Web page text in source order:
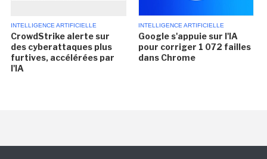
INTELLIGENCE ARTIFICIELLE
CrowdStrike alerte sur
des cyberattaques plus
furtives, accélérées par
l'IA
INTELLIGENCE ARTIFICIELLE
Google s'appuie sur l'IA
pour corriger 1 072 failles
dans Chrome